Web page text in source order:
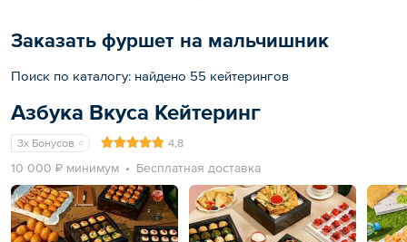
Заказать фуршет на мальчишник
Поиск по каталогу: найдено 55 кейтерингов
Азбука Вкуса Кейтеринг
3x Бонусов 4,8
10 000 ₽ минимум Бесплатная доставка